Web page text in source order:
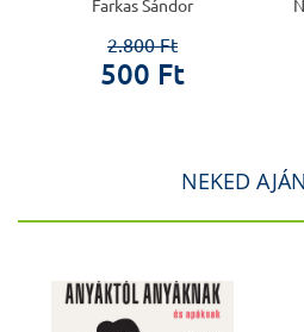
Farkas Sándor
2.800 Ft
500 Ft
NEKED